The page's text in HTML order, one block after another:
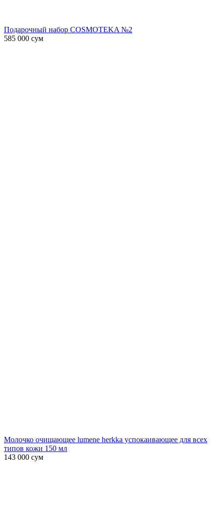
Подарочный набор COSMOTEKA №2
585 000 сум
Молочко очищающее lumene herkka успокаивающее для всех
типов кожи 150 мл
143 000 сум